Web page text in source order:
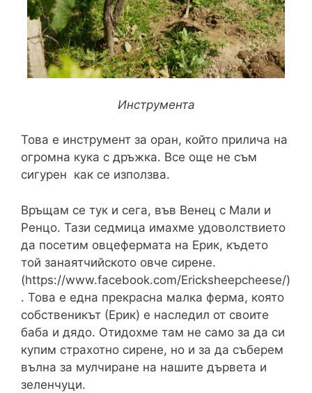
Инструмента
Това е инструмент за оран, който прилича на
огромна кука с дръжка. Все още не съм
сигурен как се използва.
Връщам се тук и сега, във Венец с Мали и
Ренцо. Тази седмица имахме удоволствието
да посетим овцефермата на Ерик, където
той занаятчийското овче сирене.
(https://www.facebook.com/Ericksheepcheese/)
. Това е една прекрасна малка ферма, която
собственикът (Ерик) е наследил от своите
баба и дядо. Отидохме там не само за да си
купим страхотно сирене, но и за да съберем
вълна за мулчиране на нашите дървета и
зеленчуци.